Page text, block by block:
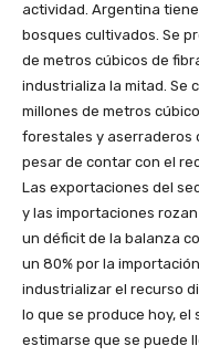
actividad. Argentina
bosques cultivados. Se
de metros cúbicos de
industrializa la mitad. Se
millones de metros
forestales y aserraderos
pesar de contar con el
Las exportaciones del
y las importaciones
un déficit de la balanza
un 80% por la
industrializar el recurso
lo que se produce hoy, el
estimarse que se puede